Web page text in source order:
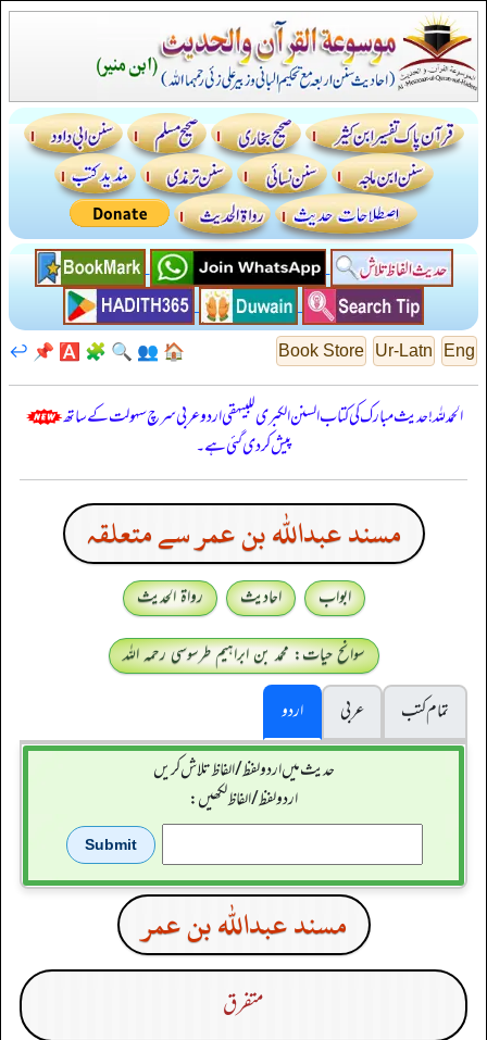
Eng
Ur-Latn
Book Store
🏠
👥
🔍
🧩
🅰️
📌
↩️
الحمدللہ! حدیث مبارک کی کتاب السنن الكبرى للبيهقي اردو عربی سرچ سہولت کے ساتھ
پیش کر دی گئی ہے۔
مسند عبدالله بن عمر سے متعلقہ
ابواب احادیث
رواۃ الحدیث
سوانح حیات: محمد بن ابراہیم طرسوسی رحمہ اللہ
تمام کتب
عربی
اردو
حدیث میں اردو لفظ/الفاظ تلاش کریں
اردو لفظ / الفاظ لکھیں:
مسند عبدالله بن عمر
متفرق